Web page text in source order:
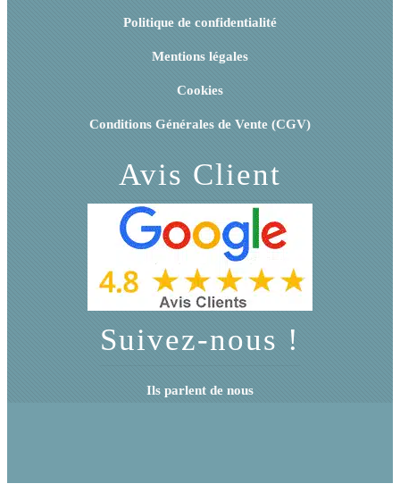
Politique de confidentialité
Mentions légales
Cookies
Conditions Générales de Vente (CGV)
Avis Client
Suivez-nous !
Ils parlent de nous